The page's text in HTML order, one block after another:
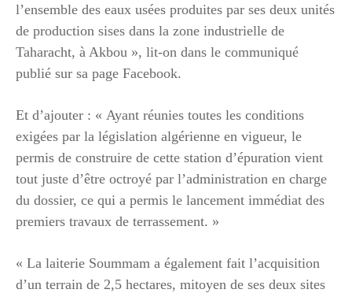
l’ensemble des eaux usées produites par ses deux unités
de production sises dans la zone industrielle de
Taharacht, à Akbou », lit-on dans le communiqué
publié sur sa page Facebook.
Et d’ajouter : « Ayant réunies toutes les conditions
exigées par la législation algérienne en vigueur, le
permis de construire de cette station d’épuration vient
tout juste d’être octroyé par l’administration en charge
du dossier, ce qui a permis le lancement immédiat des
premiers travaux de terrassement. »
« La laiterie Soummam a également fait l’acquisition
d’un terrain de 2,5 hectares, mitoyen de ses deux sites